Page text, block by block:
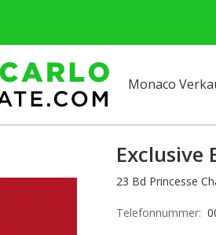
Monaco
Exclusive
23 Bd Princesse
Telefonnummer: